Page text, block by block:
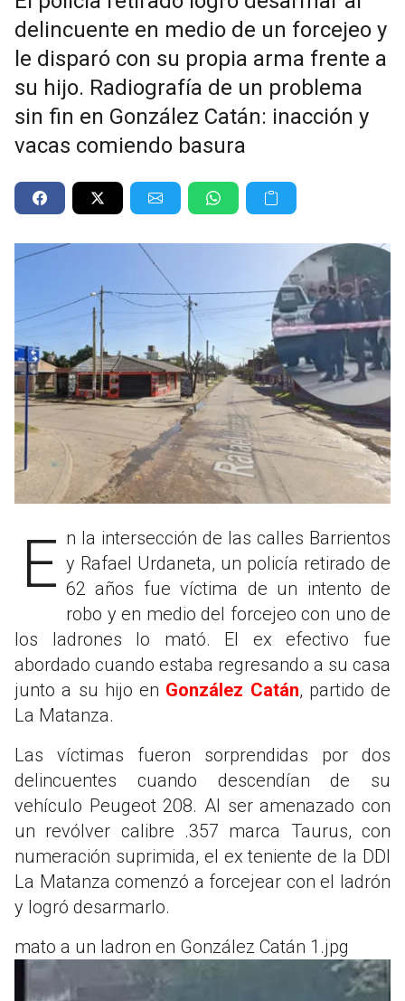
delincuente en medio de un forcejeo y
le disparó con su propia arma frente a
su hijo. Radiografía de un problema
sin fin en González Catán: inacción y
vacas comiendo basura
En la intersección de las calles Barrientos y Rafael Urdaneta, un policía retirado de
62 años fue víctima de un intento de
robo y en medio del forcejeo con uno de
los ladrones lo mató. El ex efectivo fue
abordado cuando estaba regresando a su casa
junto a su hijo en González Catán, partido de
La Matanza.
Las víctimas fueron sorprendidas por dos
delincuentes cuando descendían de su
vehículo Peugeot 208. Al ser amenazado con
un revólver calibre .357 marca Taurus, con
numeración suprimida, el ex teniente de la DDI
La Matanza comenzó a forcejear con el ladrón
y logró desarmarlo.
mato a un ladron en González Catán 1.jpg